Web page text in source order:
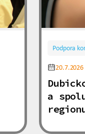
Podpora
20.7.2026
a